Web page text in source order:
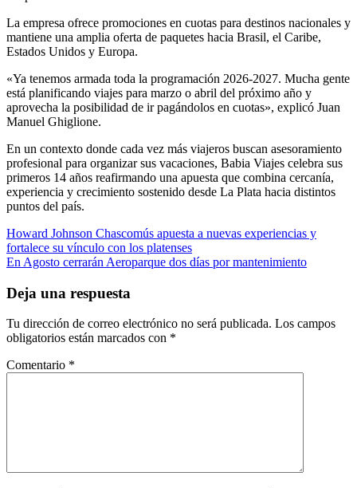
La empresa ofrece promociones en cuotas para destinos nacionales y
mantiene una amplia oferta de paquetes hacia Brasil, el Caribe,
Estados Unidos y Europa.
«Ya tenemos armada toda la programación 2026-2027. Mucha gente
está planificando viajes para marzo o abril del próximo año y
aprovecha la posibilidad de ir pagándolos en cuotas», explicó Juan
Manuel Ghiglione.
En un contexto donde cada vez más viajeros buscan asesoramiento
profesional para organizar sus vacaciones, Babia Viajes celebra sus
primeros 14 años reafirmando una apuesta que combina cercanía,
experiencia y crecimiento sostenido desde La Plata hacia distintos
puntos del país.
Navegación
de
Howard Johnson Chascomús apuesta a nuevas experiencias y
fortalece su vínculo con los platenses
En Agosto cerrarán Aeroparque dos días por mantenimiento
Deja una respuesta
Tu dirección de correo electrónico no será publicada. Los campos
obligatorios están marcados con *
Comentario *